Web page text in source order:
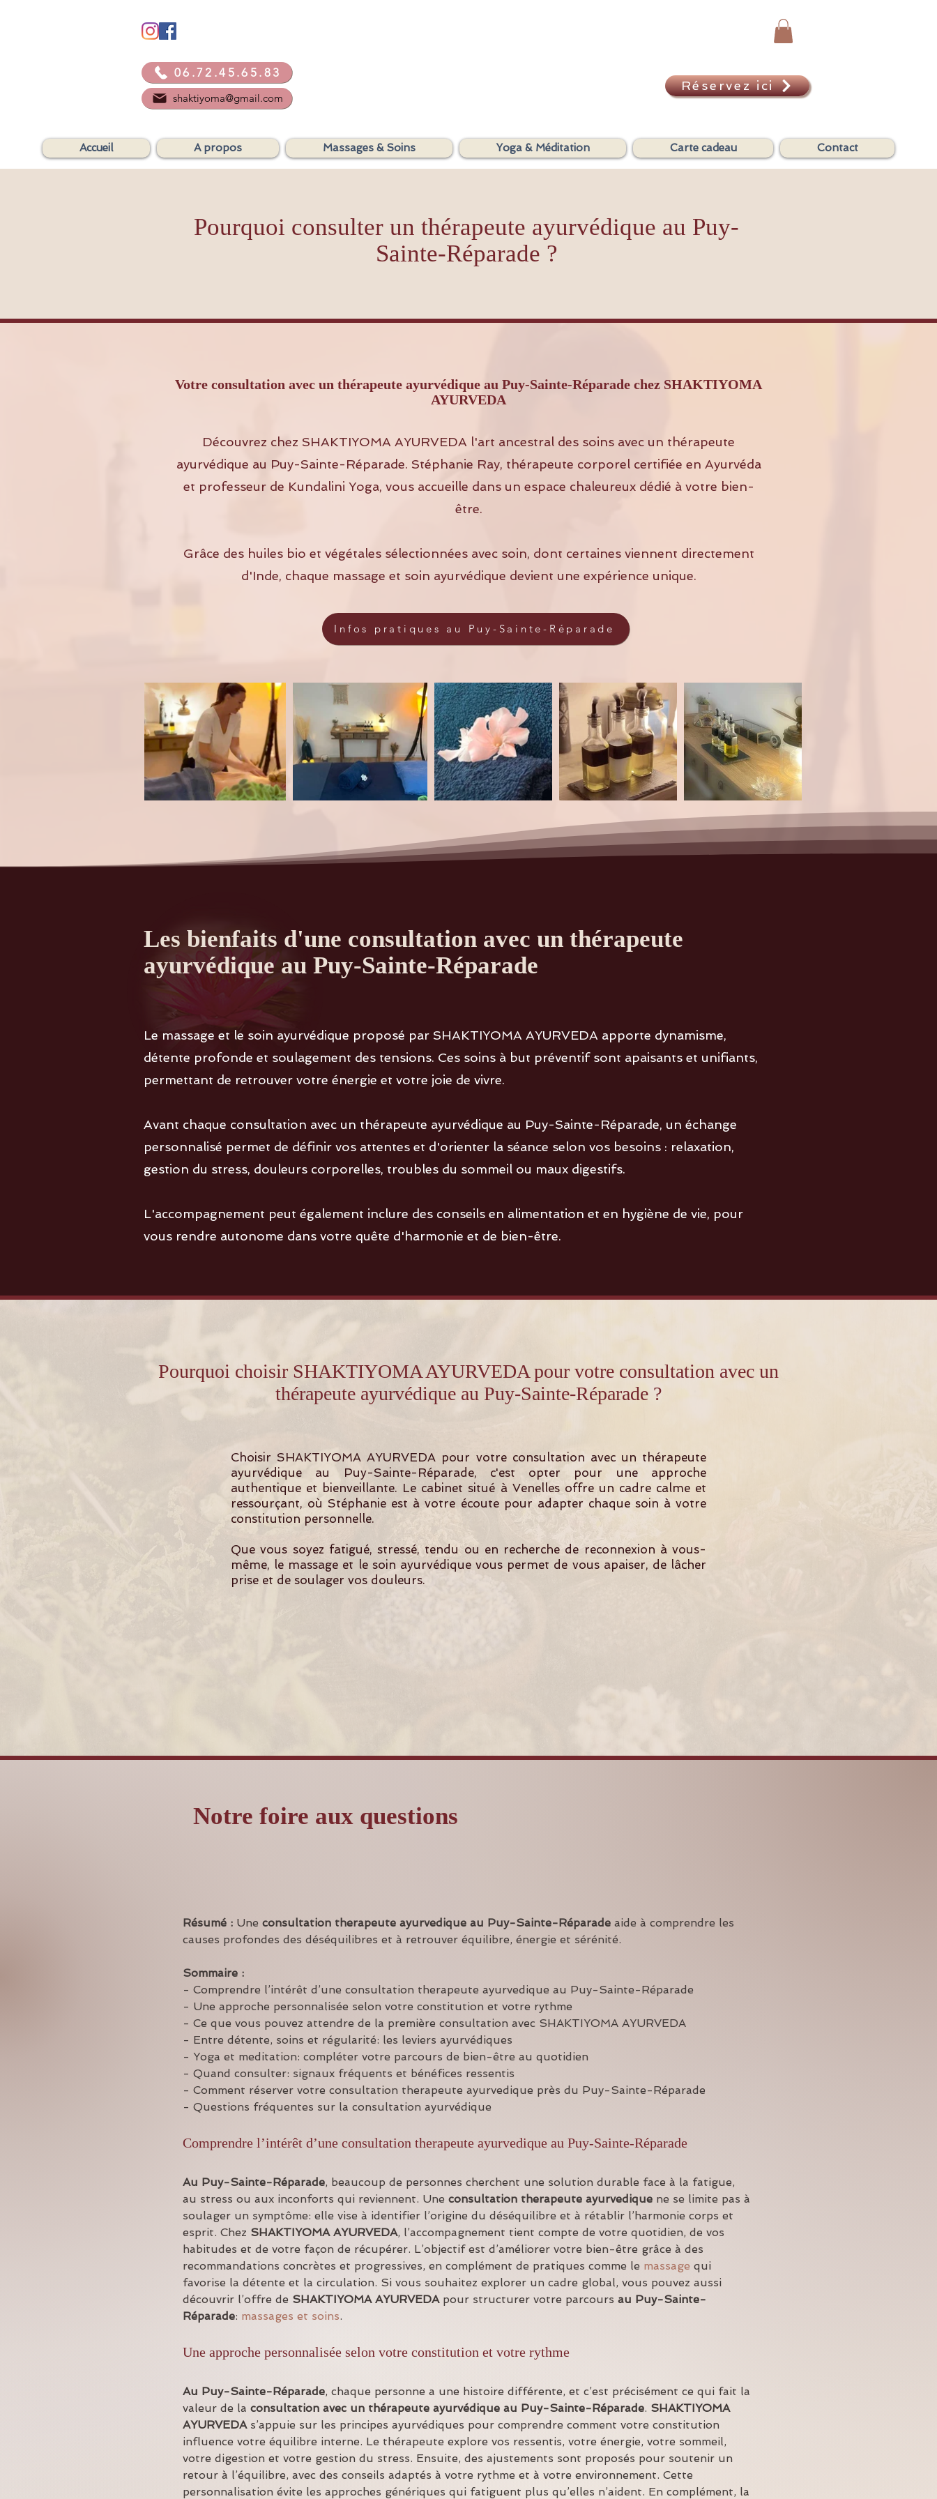
06.72.45.65.83
shaktiyoma@gmail.com
SHAKTIYOMA
AYURVEDA
Réservez ici
Accueil A propos Massages & Soins Yoga & Méditation Carte cadeau Contact
Pourquoi consulter un thérapeute ayurvédique au Puy-
Sainte-Réparade ?
Votre consultation avec un thérapeute ayurvédique au Puy-Sainte-Réparade chez SHAKTIYOMA
AYURVEDA
Découvrez chez SHAKTIYOMA AYURVEDA l'art ancestral des soins avec un thérapeute
ayurvédique au Puy-Sainte-Réparade. Stéphanie Ray, thérapeute corporel certifiée en Ayurvéda
et professeur de Kundalini Yoga, vous accueille dans un espace chaleureux dédié à votre bien-
être.
Grâce des huiles bio et végétales sélectionnées avec soin, dont certaines viennent directement
d'Inde, chaque massage et soin ayurvédique devient une expérience unique.
Infos pratiques au Puy-Sainte-Réparade
Les bienfaits d'une consultation avec un thérapeute
ayurvédique au Puy-Sainte-Réparade
Le massage et le soin ayurvédique proposé par SHAKTIYOMA AYURVEDA apporte dynamisme,
détente profonde et soulagement des tensions. Ces soins à but préventif sont apaisants et unifiants,
permettant de retrouver votre énergie et votre joie de vivre.
Avant chaque consultation avec un thérapeute ayurvédique au Puy-Sainte-Réparade, un échange
personnalisé permet de définir vos attentes et d'orienter la séance selon vos besoins : relaxation,
gestion du stress, douleurs corporelles, troubles du sommeil ou maux digestifs.
L'accompagnement peut également inclure des conseils en alimentation et en hygiène de vie, pour
vous rendre autonome dans votre quête d'harmonie et de bien-être.
Pourquoi choisir SHAKTIYOMA AYURVEDA pour votre consultation avec un
thérapeute ayurvédique au Puy-Sainte-Réparade ?
Choisir SHAKTIYOMA AYURVEDA pour votre consultation avec un thérapeute
ayurvédique au Puy-Sainte-Réparade, c'est opter pour une approche
authentique et bienveillante. Le cabinet situé à Venelles offre un cadre calme et
ressourçant, où Stéphanie est à votre écoute pour adapter chaque soin à votre
constitution personnelle.
Que vous soyez fatigué, stressé, tendu ou en recherche de reconnexion à vous-
même, le massage et le soin ayurvédique vous permet de vous apaiser, de lâcher
prise et de soulager vos douleurs.
SHAKTIYOMA
Notre foire aux questions
Résumé : Une consultation therapeute ayurvedique au Puy-Sainte-Réparade aide à comprendre les
causes profondes des déséquilibres et à retrouver équilibre, énergie et sérénité.
Sommaire :
- Comprendre l’intérêt d’une consultation therapeute ayurvedique au Puy-Sainte-Réparade
- Une approche personnalisée selon votre constitution et votre rythme
- Ce que vous pouvez attendre de la première consultation avec SHAKTIYOMA AYURVEDA
- Entre détente, soins et régularité: les leviers ayurvédiques
- Yoga et meditation: compléter votre parcours de bien-être au quotidien
- Quand consulter: signaux fréquents et bénéfices ressentis
- Comment réserver votre consultation therapeute ayurvedique près du Puy-Sainte-Réparade
- Questions fréquentes sur la consultation ayurvédique
Comprendre l’intérêt d’une consultation therapeute ayurvedique au Puy-Sainte-Réparade
Au Puy-Sainte-Réparade, beaucoup de personnes cherchent une solution durable face à la fatigue,
au stress ou aux inconforts qui reviennent. Une consultation therapeute ayurvedique ne se limite pas à
soulager un symptôme: elle vise à identifier l’origine du déséquilibre et à rétablir l’harmonie corps et
esprit. Chez SHAKTIYOMA AYURVEDA, l’accompagnement tient compte de votre quotidien, de vos
habitudes et de votre façon de récupérer. L’objectif est d’améliorer votre bien-être grâce à des
recommandations concrètes et progressives, en complément de pratiques comme le massage qui
favorise la détente et la circulation. Si vous souhaitez explorer un cadre global, vous pouvez aussi
découvrir l’offre de SHAKTIYOMA AYURVEDA pour structurer votre parcours au Puy-Sainte-
Réparade: massages et soins.
Une approche personnalisée selon votre constitution et votre rythme
Au Puy-Sainte-Réparade, chaque personne a une histoire différente, et c’est précisément ce qui fait la
valeur de la consultation avec un thérapeute ayurvédique au Puy-Sainte-Réparade. SHAKTIYOMA
AYURVEDA s’appuie sur les principes ayurvédiques pour comprendre comment votre constitution
influence votre équilibre interne. Le thérapeute explore vos ressentis, votre énergie, votre sommeil,
votre digestion et votre gestion du stress. Ensuite, des ajustements sont proposés pour soutenir un
retour à l’équilibre, avec des conseils adaptés à votre rythme et à votre environnement. Cette
personnalisation évite les approches génériques qui fatiguent plus qu’elles n’aident. En complément, la